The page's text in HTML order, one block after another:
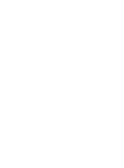
々周りを
況が
枚
る
の